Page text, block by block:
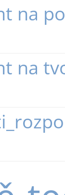
na
na